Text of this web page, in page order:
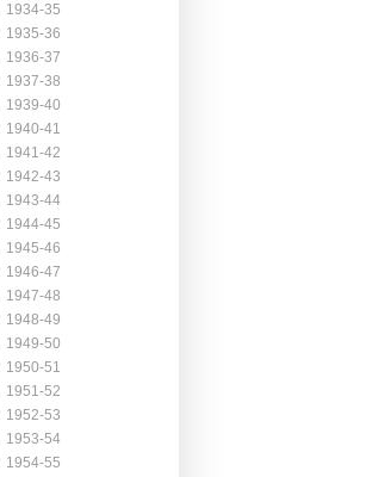
1934-35
1935-36
1936-37
1937-38
1939-40
1940-41
1941-42
1942-43
1943-44
1944-45
1945-46
1946-47
1947-48
1948-49
1949-50
1950-51
1951-52
1952-53
1953-54
1954-55